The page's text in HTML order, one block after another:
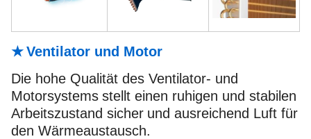
★Ventilator und Motor
Die hohe Qualität des Ventilator- und
Motorsystems stellt einen ruhigen und stabilen
Arbeitszustand sicher und ausreichend Luft für
den Wärmeaustausch.